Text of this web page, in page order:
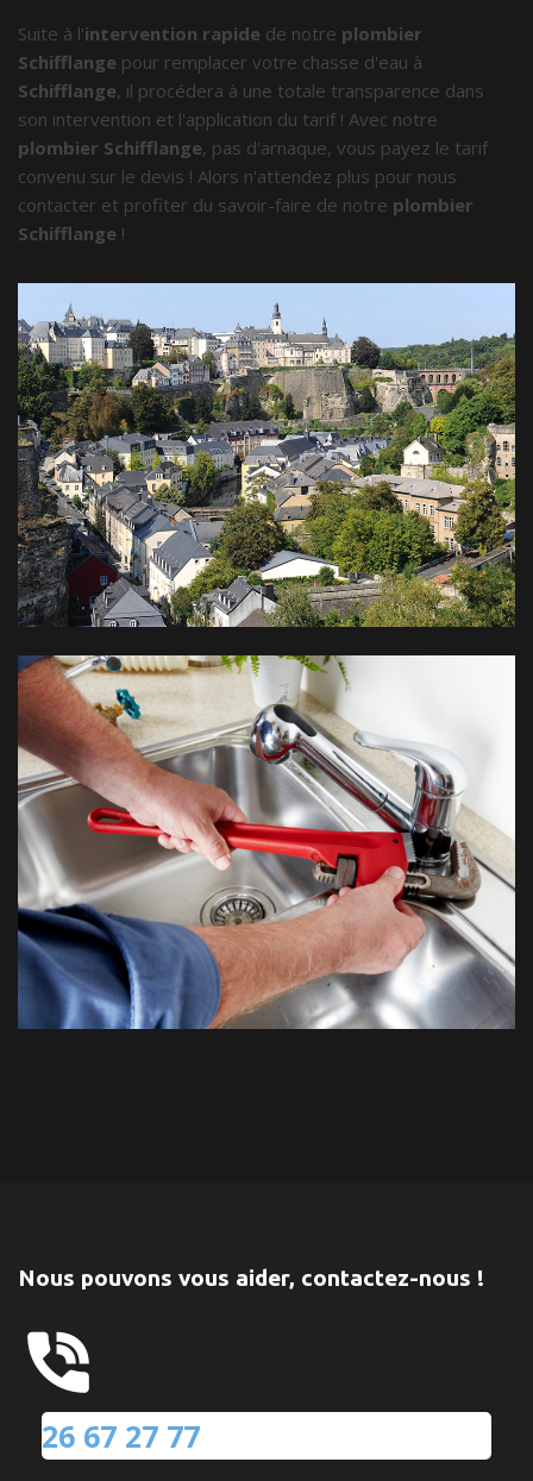
Suite à l'intervention rapide de notre plombier
Schifflange pour remplacer votre chasse d'eau à
Schifflange, il procédera à une totale transparence dans
son intervention et l'application du tarif ! Avec notre
plombier Schifflange, pas d'arnaque, vous payez le tarif
convenu sur le devis ! Alors n'attendez plus pour nous
contacter et profiter du savoir-faire de notre plombier
Schifflange !
Nous pouvons vous aider, contactez-nous !
26 67 27 77